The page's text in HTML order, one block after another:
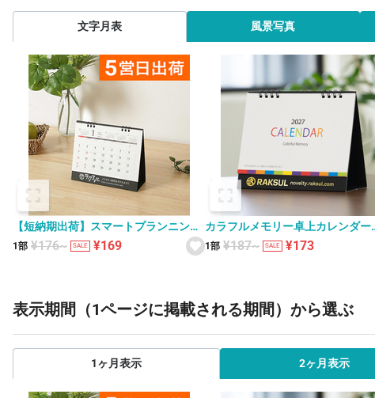
文字月表 風景写真
【短納期出荷】スマートプランニング
卓上カレンダー XS-001
1部 ¥176~ SALE ¥169
カラフルメモリー卓上カレンダー
V010057
1部 ¥187~ SALE ¥173
表示期間（1ページに掲載される期間）から選ぶ
1ヶ月表示 2ヶ月表示